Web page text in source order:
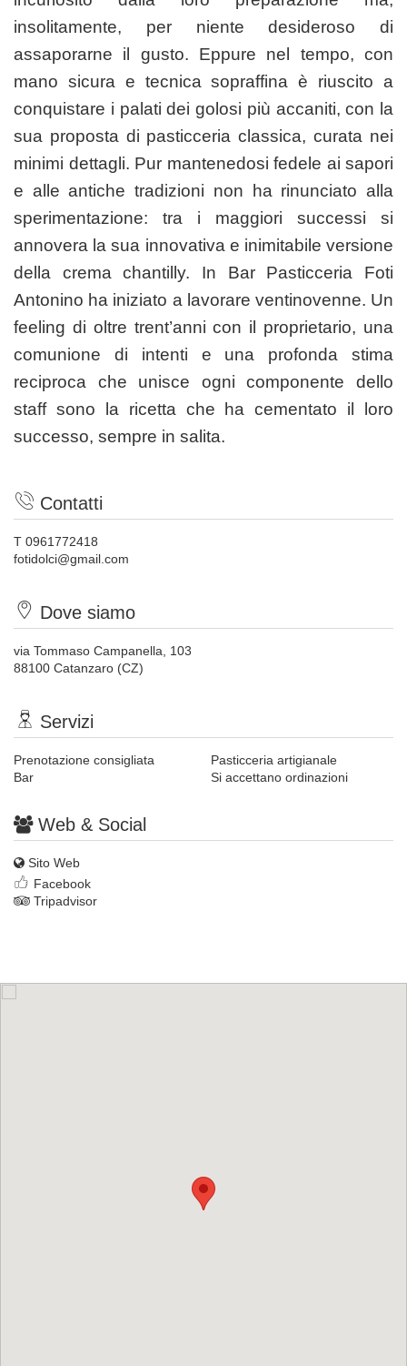
insolitamente, per niente desideroso di
assaporarne il gusto. Eppure nel tempo, con
mano sicura e tecnica sopraffina è riuscito a
conquistare i palati dei golosi più accaniti, con la
sua proposta di pasticceria classica, curata nei
minimi dettagli. Pur mantenedosi fedele ai sapori
e alle antiche tradizioni non ha rinunciato alla
sperimentazione: tra i maggiori successi si
annovera la sua innovativa e inimitabile versione
della crema chantilly. In Bar Pasticceria Foti
Antonino ha iniziato a lavorare ventinovenne. Un
feeling di oltre trent’anni con il proprietario, una
comunione di intenti e una profonda stima
reciproca che unisce ogni componente dello
staff sono la ricetta che ha cementato il loro
successo, sempre in salita.
Contatti
T 0961772418
fotidolci@gmail.com
Dove siamo
via Tommaso Campanella, 103
88100 Catanzaro (CZ)
Servizi
Prenotazione consigliata
Bar
Pasticceria artigianale
Si accettano ordinazioni
Web & Social
Sito Web
Facebook
Tripadvisor